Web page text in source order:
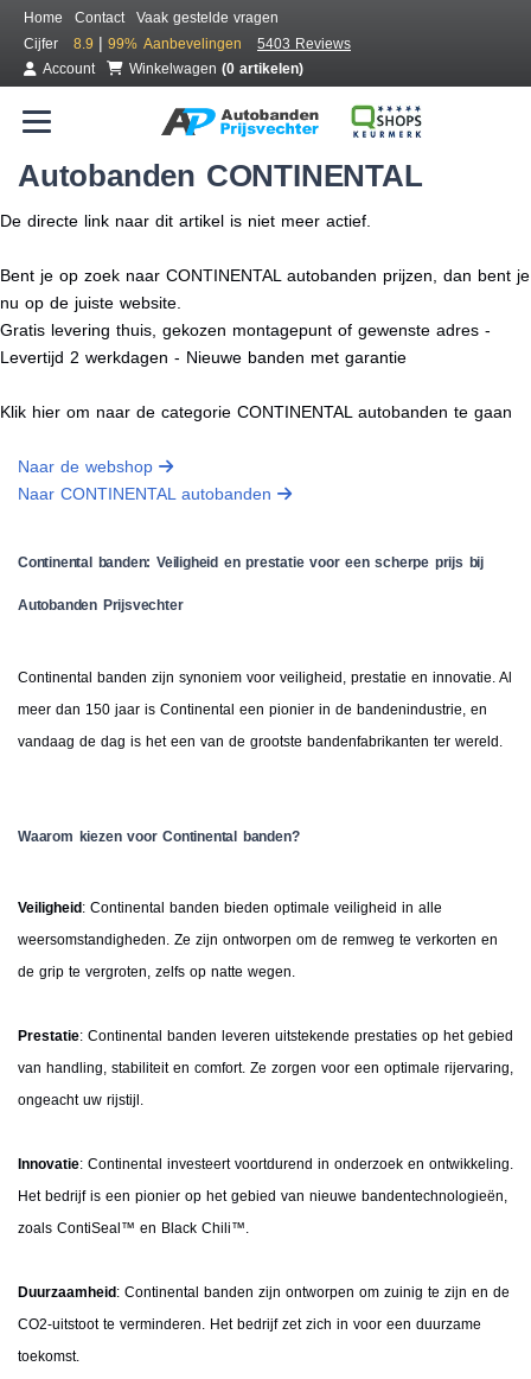
Home Contact
Vaak gestelde vragen
Cijfer
8.9 | 99% Aanbevelingen
5403 Reviews
Account
Winkelwagen (0 artikelen)
Autobanden CONTINENTAL
De directe link naar dit artikel is niet meer actief.
Bent je op zoek naar CONTINENTAL autobanden prijzen, dan bent je
nu op de juiste website.
Gratis levering thuis, gekozen montagepunt of gewenste adres -
Levertijd 2 werkdagen - Nieuwe banden met garantie
Klik hier om naar de categorie CONTINENTAL autobanden te gaan
Naar de webshop
Naar CONTINENTAL autobanden
Continental banden: Veiligheid en prestatie voor een scherpe prijs bij
Autobanden Prijsvechter
Continental banden zijn synoniem voor veiligheid, prestatie en innovatie. Al
meer dan 150 jaar is Continental een pionier in de bandenindustrie, en
vandaag de dag is het een van de grootste bandenfabrikanten ter wereld.
Waarom kiezen voor Continental banden?
Veiligheid : Continental banden bieden optimale veiligheid in alle
weersomstandigheden. Ze zijn ontworpen om de remweg te verkorten en
de grip te vergroten, zelfs op natte wegen.
Prestatie: Continental banden leveren uitstekende prestaties op het gebied
van handling, stabiliteit en comfort. Ze zorgen voor een optimale rijervaring,
ongeacht uw rijstijl.
Innovatie: Continental investeert voortdurend in onderzoek en ontwikkeling.
Het bedrijf is een pionier op het gebied van nieuwe bandentechnologieën,
zoals ContiSeal™ en Black Chili™.
Duurzaamheid : Continental banden zijn ontworpen om zuinig te zijn en de
CO2-uitstoot te verminderen. Het bedrijf zet zich in voor een duurzame
toekomst.